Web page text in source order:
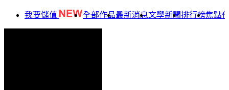
我要儲值 全部作品最新消息文學新聞排行榜焦點